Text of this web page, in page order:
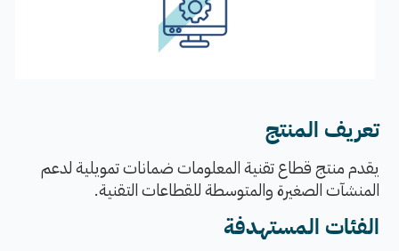
​تعريف المنتج
يقدم منتج قطاع تقنية المعلومات ضماناتتمويلية لدعم
المنشآت الصغيرة والمتوسطة للقطاعات التقنية.
الفئات المستهدفة